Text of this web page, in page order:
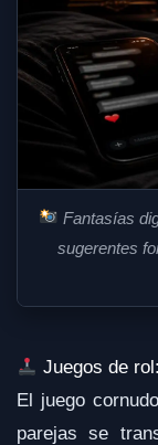
Fantasías
sugerentes
Juegos de
El juego
parejas se